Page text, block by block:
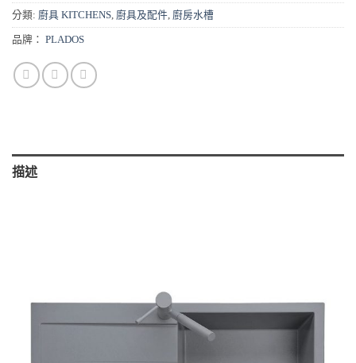
分類: 廚具 KITCHENS, 廚具及配件, 廚房水槽
品牌： PLADOS
描述